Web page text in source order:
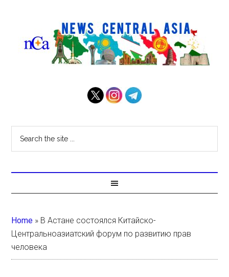
Home » В Астане состоялся Китайско-
Центральноазиатский форум по развитию прав
человека